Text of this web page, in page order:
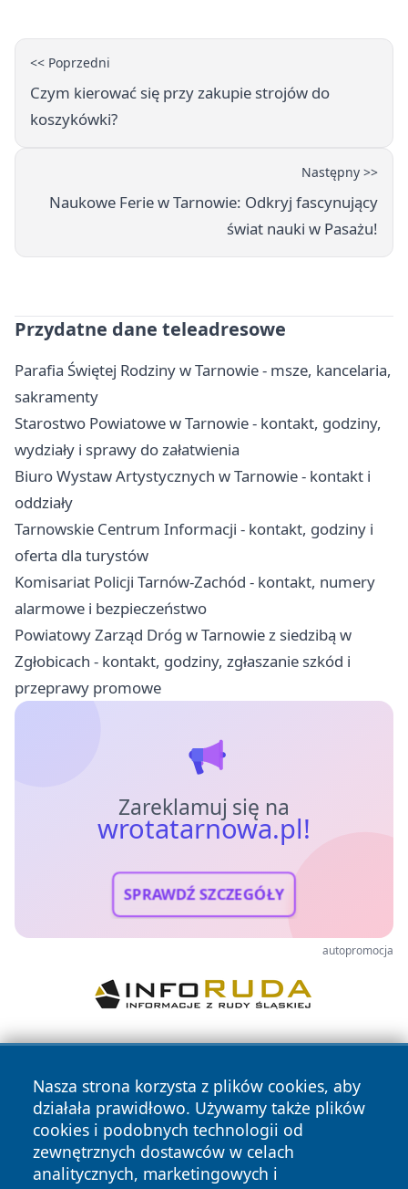
<< Poprzedni
Czym kierować się przy zakupie strojów do
koszykówki?
Następny >>
Naukowe Ferie w Tarnowie: Odkryj fascynujący
świat nauki w Pasażu!
Przydatne dane teleadresowe
Parafia Świętej Rodziny w Tarnowie - msze, kancelaria,
sakramenty
Starostwo Powiatowe w Tarnowie - kontakt, godziny,
wydziały i sprawy do załatwienia
Biuro Wystaw Artystycznych w Tarnowie - kontakt i
oddziały
Tarnowskie Centrum Informacji - kontakt, godziny i
oferta dla turystów
Komisariat Policji Tarnów-Zachód - kontakt, numery
alarmowe i bezpieczeństwo
Powiatowy Zarząd Dróg w Tarnowie z siedzibą w
Zgłobicach - kontakt, godziny, zgłaszanie szkód i
przeprawy promowe
Zareklamuj się na
wrotatarnowa.pl!
SPRAWDŹ SZCZEGÓŁY
autopromocja
Nasza strona korzysta z plików cookies, aby
działała prawidłowo. Używamy także plików
cookies i podobnych technologii od
zewnętrznych dostawców w celach
analitycznych, marketingowych i
Copyright © 2026 wrotatarnowa.pl Wszystkie prawa
zastrzeżone.